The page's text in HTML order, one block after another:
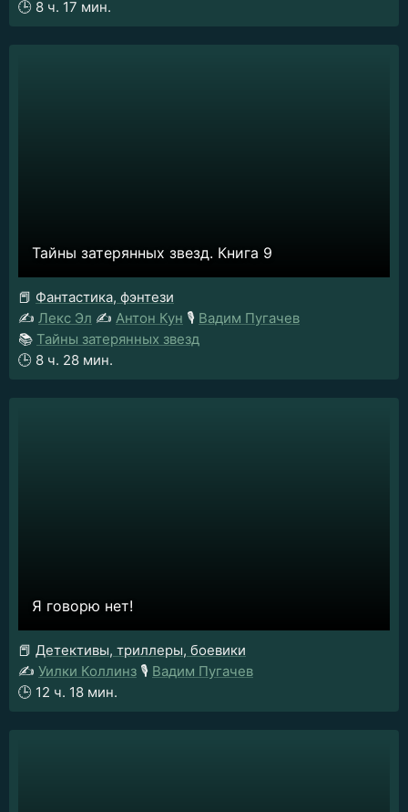
🕒 8 ч. 17 мин.
Тайны затерянных звезд. Книга 9
📕 Фантастика, фэнтези
✍️ Лекс Эл ✍️ Антон Кун 🎙️ Вадим Пугачев
📚 Тайны затерянных звезд
🕒 8 ч. 28 мин.
Я говорю нет!
📕 Детективы, триллеры, боевики
✍️ Уилки Коллинз 🎙️ Вадим Пугачев
🕒 12 ч. 18 мин.